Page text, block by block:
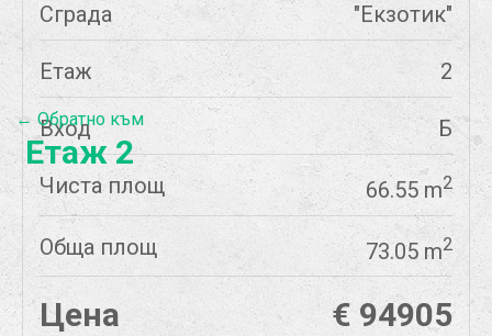
Сграда "Екзотик"
Етаж 2
Вход Б
Чиста площ 66.55 m2
Обща площ 73.05 m2
Цена € 94905
← Обратно към
Етаж 2